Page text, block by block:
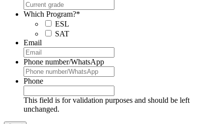
Which Program?*
ESL
SAT
Email
Phone number/WhatsApp
Phone
This field is for validation purposes and should be left
unchanged.